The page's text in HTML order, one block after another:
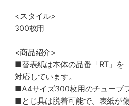
<スタイル>
300枚用
<商品紹介>
■替表紙は本体の品番「RT」を
対応しています。
■A4サイズ300枚用のチューブ
■とじ具は脱着可能で、表紙が